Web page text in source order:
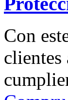
Con
clientes